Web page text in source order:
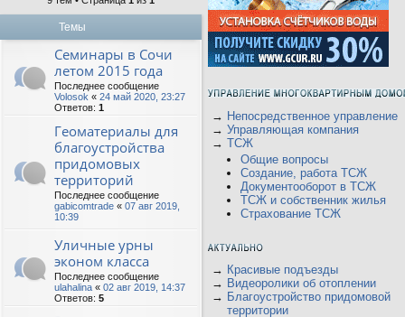
Темы
Семинары в Сочи
летом 2015 года
Последнее сообщение
Volosok « 24 май 2020, 23:27
Ответов: 1
Геоматериалы для
благоустройства
придомовых
территорий
Последнее сообщение
gabicomtrade « 07 авг 2019,
10:39
Уличные урны
эконом класса
Последнее сообщение
ulahalina « 02 авг 2019, 14:37
Ответов: 5
→ Непосредственное управление
→ Управляющая компания
→ ТСЖ
Общие вопросы
Создание, работа ТСЖ
Документооборот в ТСЖ
ТСЖ и собственник жилья
Страхование ТСЖ
→ Красивые подъезды
→ Видеоролики об отоплении
→ Благоустройство придомовой
территории